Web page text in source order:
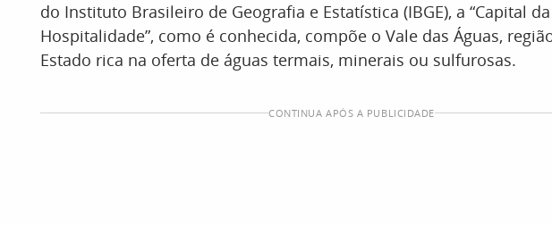
do Instituto Brasileiro de Geografia e Estatística (IBGE), a “Capital da
Hospitalidade”, como é conhecida, compõe o Vale das Águas,
Estado rica na oferta de águas termais, minerais ou sulfurosas.
CONTINUA APÓS A PUBLICIDADE